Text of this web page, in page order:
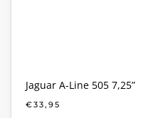
Jaguar A-Line 505 7,25”
€33,95